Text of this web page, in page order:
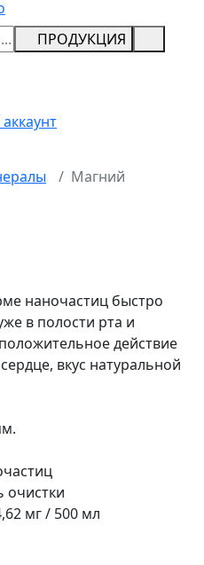
ПРОДУКЦИЯ
Магний
наночастиц быстро
в полости рта и
действие
вкус натуральной
очистки
мг / 500 мл